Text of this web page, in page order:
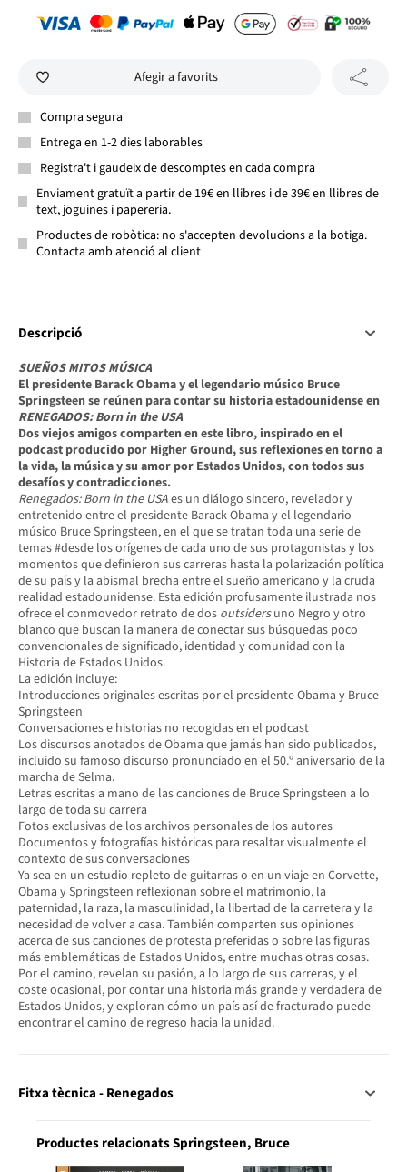
Afegir a favorits
Compra segura
Entrega en 1-2 dies laborables
Registra't i gaudeix de descomptes en cada compra
Enviament gratuït a partir de 19€ en llibres i de 39€ en llibres de
text, joguines i papereria.
Productes de robòtica: no s'accepten devolucions a la botiga.
Contacta amb atenció al client
Descripció
SUEÑOS MITOS MÚSICA
El presidente Barack Obama y el legendario músico Bruce
Springsteen se reúnen para contar su historia estadounidense en
RENEGADOS: Born in the USA
Dos viejos amigos comparten en este libro, inspirado en el
podcast producido por HigherGround, sus reflexiones en torno a
la vida, la música y su amor por Estados Unidos, con todos sus
desafíos y contradicciones.
Renegados: Born in the USAes un diálogo sincero, revelador y
entretenido entre el presidente Barack Obama y el legendario
músico Bruce Springsteen, en el que se tratan toda una serie de
temas #desde los orígenes de cada uno de sus protagonistas y los
momentos que definieron sus carreras hasta la polarización política
de su país y la abismal brecha entre el sueño americano y la cruda
realidad estadounidense. Esta edición profusamente ilustrada nos
ofrece el conmovedor retrato de dos outsidersuno Negro y otro
blanco que buscan la manera de conectar sus búsquedas poco
convencionales de significado, identidad y comunidad con la
Historia de Estados Unidos.
La edición incluye:
Introducciones originales escritas por el presidente Obama y Bruce
Springsteen
Conversaciones e historias no recogidas en el podcast
Los discursos anotados de Obama que jamás han sido publicados,
incluido su famoso discurso pronunciado en el 50.º aniversario de la
marcha de Selma.
Letras escritas a mano de las canciones de Bruce Springsteen a lo
largo de toda su carrera
Fotos exclusivas de los archivos personales de los autores
Documentos y fotografías históricas para resaltar visualmente el
contexto de sus conversaciones
Ya sea en un estudio repleto de guitarras o en un viaje en Corvette,
Obama y Springsteen reflexionan sobre el matrimonio, la
paternidad, la raza, la masculinidad, la libertad de la carretera y la
necesidad de volver a casa. También comparten sus opiniones
acerca de sus canciones de protesta preferidas o sobre las figuras
más emblemáticas de Estados Unidos, entre muchas otras cosas.
Por el camino, revelan su pasión, a lo largo de sus carreras, y el
coste ocasional, por contar una historia más grande y verdadera de
Estados Unidos, y exploran cómo un país así de fracturado puede
encontrar el camino de regreso hacia la unidad.
Fitxa tècnica - Renegados
Productes relacionats Springsteen, Bruce